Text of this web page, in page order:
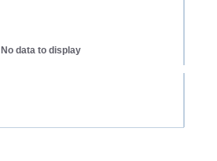
No data to display